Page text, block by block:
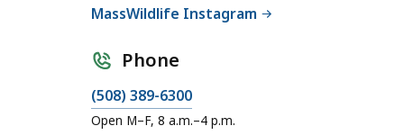
M
s
W
i
MassWildlife Instagram
Phone
C
a
(508) 389-6300
Open M–F, 8 a.m.–4 p.m.